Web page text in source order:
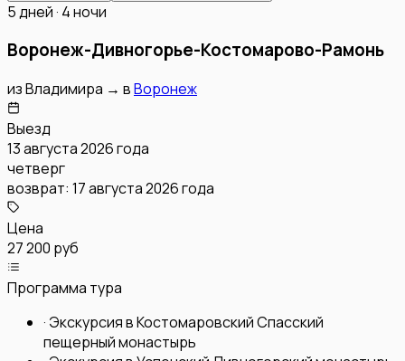
5 дней · 4 ночи
Воронеж-Дивногорье-Костомарово-Рамонь
изВладимира → вВоронеж
Выезд
13 августа 2026 года
четверг
возврат: 17 августа 2026 года
Цена
27 200 руб
Программа тура
· Экскурсия в Костомаровский Спасский
пещерный монастырь